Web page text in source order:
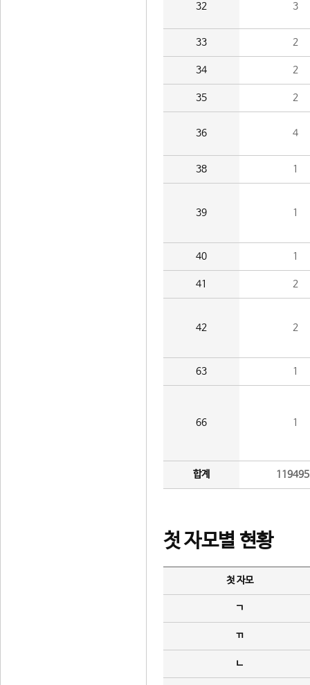
32 3
33 2
34 2
35 2
36 4
38 1
39 1
40 1
41 2
42 2
63 1
66 1
합계
첫 자모별 현황
첫 자모
ㄱ
ㄲ
ㄴ